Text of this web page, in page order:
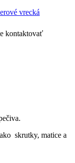
vrecká
skrutky, matice a